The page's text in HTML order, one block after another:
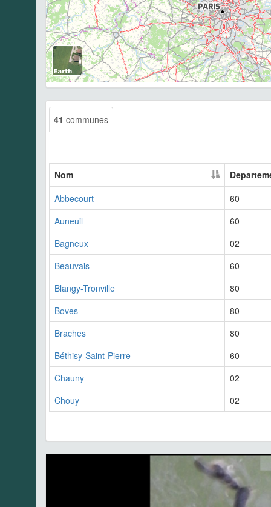
41 communes
Nom
Abbecourt
60
Auneuil
60
Bagneux
02
Beauvais
60
Blangy-Tronville
80
Boves
80
Braches
80
Béthisy-Saint-Pierre
60
Chauny
02
Chouy
02